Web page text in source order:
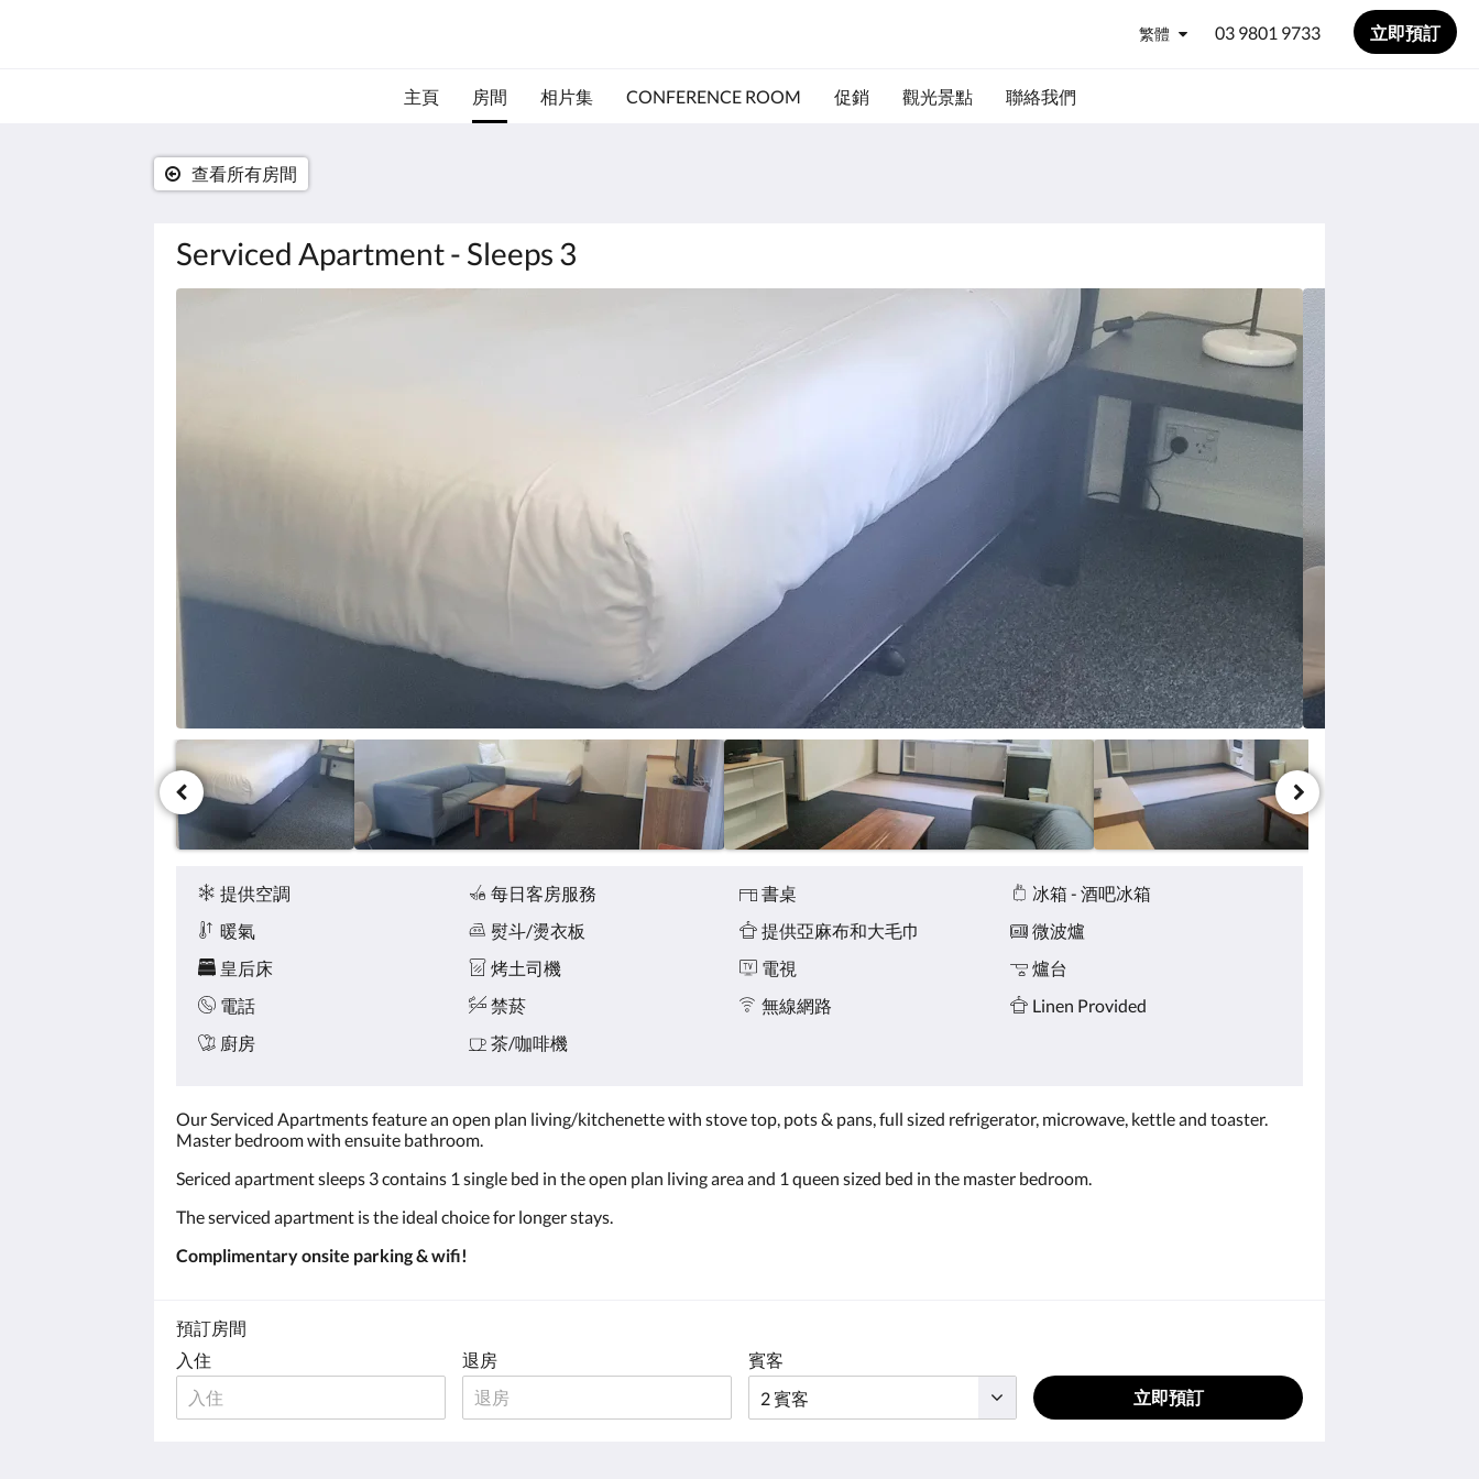
繁體 03 9801 9733 立即預訂
主頁 房間 相片集 CONFERENCE ROOM 促銷 觀光景點 聯絡我們
Serviced Apartment - Sleeps 3
查看所有房間
以
個」
「上
即
可
查
看
影
像。
施 提供空調 每日客房服務 書桌
冰箱 - 酒吧冰箱
暖氣
熨斗/燙衣板 提供亞麻布和大毛巾
微波爐
皇后床
烤土司機 電視
爐台
電話
禁菸 無線網路
Linen Provided
廚房
茶/咖啡機
Our Serviced Apartments feature an open plan living/kitchenette with stove top, pots & pans, full sized refrigerator, microwave, kettle and toaster.
Master bedroom with ensuite bathroom.
Sericed apartment sleeps 3 contains 1 single bed in the open plan living area and 1 queen sized bed in the master bedroom.
The serviced apartment is the ideal choice for longer stays.
Complimentary onsite parking & wifi!
預訂房間
入住
退房
賓客
立即預訂